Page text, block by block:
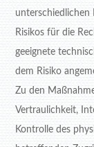
unterschiedlichen
Risikos für die
geeignete
dem Risiko
Zu den
Vertraulichkeit,
Kontrolle des